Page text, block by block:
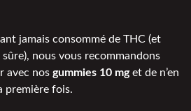
jamais consommé de THC (et
nous vous recommandons
avec nos gummies 10 mget de n’en
première fois.